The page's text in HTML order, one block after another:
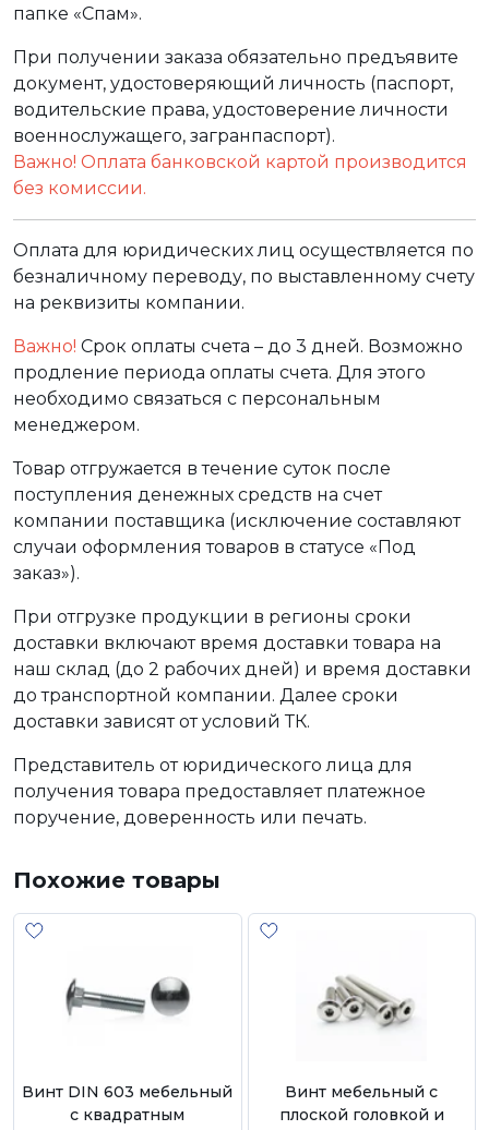
папке «Спам».
При получении заказа обязательно предъявите
документ, удостоверяющий личность (паспорт,
водительские права, удостоверение личности
военнослужащего, загранпаспорт).
Важно! Оплата банковской картой производится
без комиссии.
Оплата для юридических лиц осуществляется по
безналичному переводу, по выставленному счету
на реквизиты компании.
Важно! Срок оплаты счета – до 3 дней. Возможно
продление периода оплаты счета. Для этого
необходимо связаться с персональным
менеджером.
Товар отгружается в течение суток после
поступления денежных средств на счет
компании поставщика (исключение составляют
случаи оформления товаров в статусе «Под
заказ»).
При отгрузке продукции в регионы сроки
доставки включают время доставки товара на
наш склад (до 2 рабочих дней) и время доставки
до транспортной компании. Далее сроки
доставки зависят от условий ТК.
Представитель от юридического лица для
получения товара предоставляет платежное
поручение, доверенность или печать.
Похожие товары
Винт DIN 603 мебельный
с квадратным
Винт мебельный с
плоской головкой и